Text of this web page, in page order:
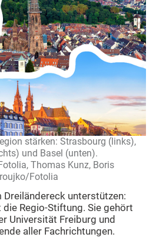
stärken: Strasbourg (links),
und Basel (unten).
Thomas Kunz, Boris
Fotolia
Dreiländereck unterstützen:
Regio-Stiftung. Sie gehört
Universität Freiburg und
aller Fachrichtungen.